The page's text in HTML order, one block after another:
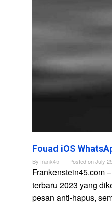
Fouad iOS
By frank45 Posted onJuly
Frankenstein45.com
terbaru 2023 yang
pesan anti-hapus,